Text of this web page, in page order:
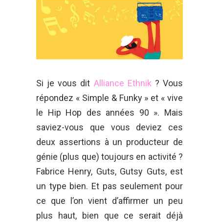
Si je vous dit Alliance Ethnik ? Vous
répondez « Simple & Funky » et « vive
le Hip Hop des années 90 ». Mais
saviez-vous que vous deviez ces
deux assertions à un producteur de
génie (plus que) toujours en activité ?
Fabrice Henry, Guts, Gutsy Guts, est
un type bien. Et pas seulement pour
ce que l’on vient d’affirmer un peu
plus haut, bien que ce serait déjà